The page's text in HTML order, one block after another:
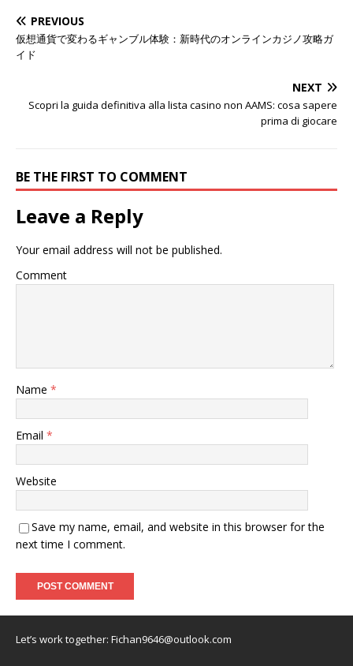
PREVIOUS
仮想通貨で変わるギャンブル体験：新時代のオンラインカジノ攻略ガ
イド
NEXT
Scopri la guida definitiva alla lista casino non AAMS: cosa sapere
prima di giocare
BE THE FIRST TO COMMENT
Leave a Reply
Your email address will not be published.
Comment
Name *
Email *
Website
Save my name, email, and website in this browser for the
next time I comment.
Let’s work together: Fichan9646@outlook.com